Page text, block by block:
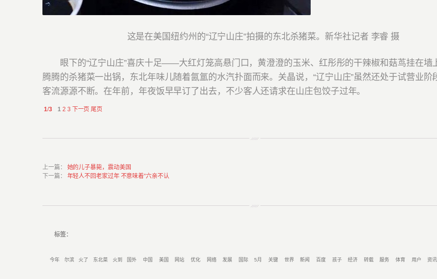
这是在美国纽约州的“辽宁山庄”拍摄的东北杀猪菜。新华社记者 李睿 摄
眼下的“辽宁山庄”喜庆十足——大红灯笼高悬门口，黄澄澄的玉米、红彤彤的干辣椒和菇茑挂在墙
腾腾的杀猪菜一出锅，东北年味儿随着氤氲的水汽扑面而来。关晶说，“辽宁山庄”虽然还处于试营业阶
客流源源不断。在年前，年夜饭早早订了出去，不少客人还请求在山庄包饺子过年。
1/3 1 2 3 下一页 尾页
上一篇 ： 她的儿子暴毙，震动美国
下一篇 ： 年轻人不回老家过年 不意味着“六亲不认
标签：
今年 尔滨 火了 东北菜 火到 国外 中国 美国 网站 优化 网络 发展 国际 5月 关键 世界 新闻 百度 孩子 经济 转载 服务 体育 用户 资讯